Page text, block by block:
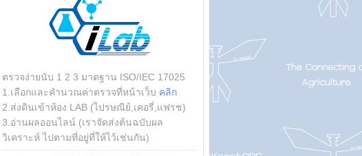
ตรวจง่ายนับ 1 2 3 มาตฐาน ISO/IEC 17025
1.เลือกและคำนวณค่าตรวจที่หน้าเว็บ คลิก
2.ส่งดินเข้าห้อง LAB (ไปรษณีย์,เคอรี่,แฟรช)
3.อ่านผลออนไลน์ (เราจัดส่งต้นฉบับผล
วิเคราะห์ ไปตามที่อยู่ที่ให้ไว้เช่นกัน)